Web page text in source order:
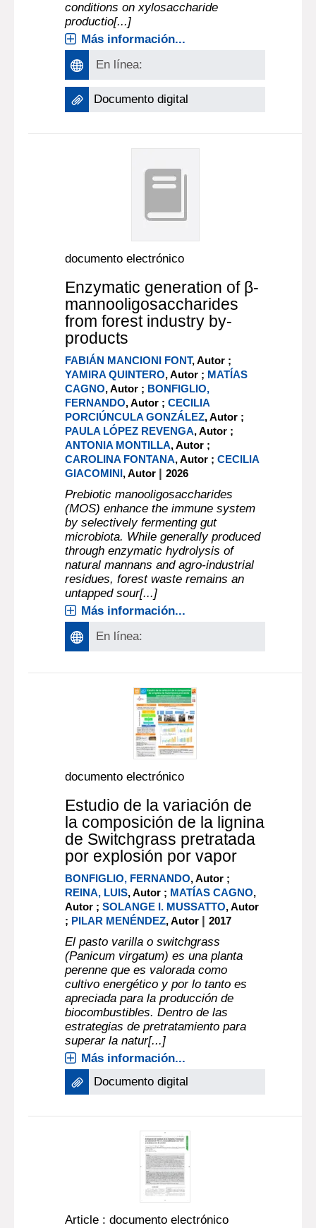
conditions on xylosaccharide
productio[...]
Más información...
En línea:
Documento digital
documento electrónico
Enzymatic generation of β-
mannooligosaccharides
from forest industry by-
products
FABIÁN MANCIONI FONT, Autor ;
YAMIRA QUINTERO, Autor ; MATÍAS
CAGNO, Autor ; BONFIGLIO,
FERNANDO, Autor ;CECILIA
PORCIÚNCULA GONZÁLEZ, Autor ;
PAULA LÓPEZ REVENGA, Autor ;
ANTONIA MONTILLA, Autor ;
CAROLINA FONTANA, Autor ;CECILIA
GIACOMINI, Autor |2026
Prebiotic manooligosaccharides
(MOS) enhance the immune system
by selectively fermenting gut
microbiota. While generally produced
through enzymatic hydrolysis of
natural mannans and agro-industrial
residues, forest waste remains an
untapped sour[...]
Más información...
En línea:
documento electrónico
Estudio de la variación de
la composición de la lignina
de Switchgrass pretratada
por explosión por vapor
BONFIGLIO, FERNANDO, Autor ;
REINA, LUIS, Autor ; MATÍAS CAGNO,
Autor ;SOLANGE I. MUSSATTO, Autor
; PILAR MENÉNDEZ, Autor |2017
El pasto varilla o switchgrass
(Panicum virgatum) es una planta
perenne que es valorada como
cultivo energético y por lo tanto es
apreciada para la producción de
biocombustibles. Dentro de las
estrategias de pretratamiento para
superar la natur[...]
Más información...
Documento digital
Article : documento electrónico